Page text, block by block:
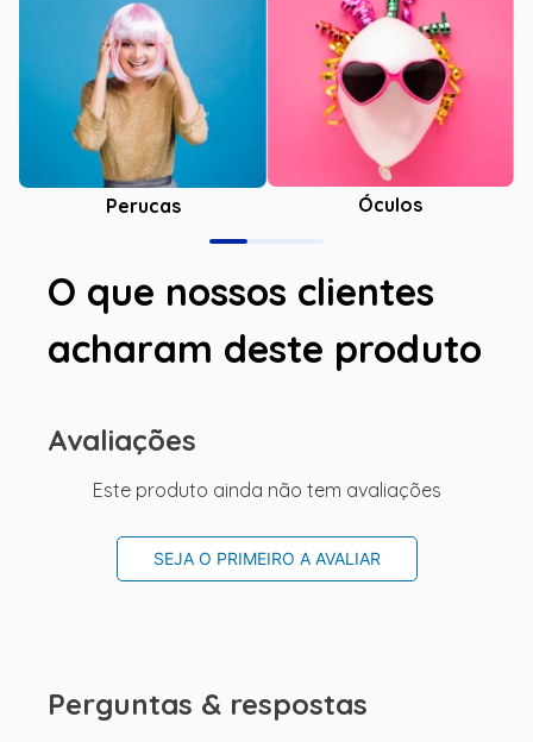
Perucas Óculos
O que nossos clientes
acharam deste produto
Avaliações
Este produto ainda não tem avaliações
SEJA O PRIMEIRO A AVALIAR
Perguntas & respostas